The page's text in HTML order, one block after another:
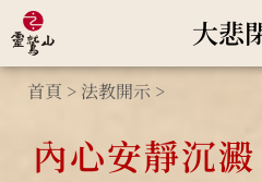
大悲
首頁 > 法教開示 >
內心安靜沉